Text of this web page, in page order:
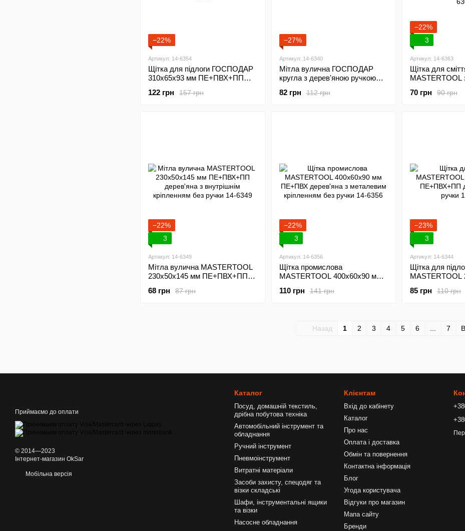
−22%
Артикул: 14-6354
Щітка для підлоги ГОСПОДАР
310х65х93 мм ПЕ+ПВХ+ПП
14-6354
157 грн
122 грн
−27%
Артикул: 14-6340
Мітла вулична ГОСПОДАР
кругла з дерев'яною ручкою
112 грн
82 грн
−22%
3
Артикул: 14-6363
Щітка для
MASTERTOOL
ПП+кінський
90 грн
70 грн
−22%
3
Артикул: 14-6349
Мітла вулична MASTERTOOL
230х50х145 мм ПЕ+ПВХ+ПП
кріпленням без ручки 14-6349
87 грн
68 грн
−22%
3
Артикул: 14-6356
Щітка промислова
MASTERTOOL 400х60х90 мм
металевим кріпленням без
141 грн
110 грн
−23%
3
Артикул: 14-6344
Щітка для
MASTERTOOL
ручки 14-6344
110 грн
85 грн
Назад 1 2 3 4 5 6 7
Приймаємо до оплати
© 2014—2023
Інтернет-магазин OkSar
Мобільна версія
Каталог
Посуд, домашній текстиль,
дрібна побутова техніка
Автомобільний інструмент та
обладнання
Ручний інструмент
Пневмоінструмент
Витратні матеріали
Засоби захисту, спецодяг та
візки складські
Шафи, інструментальні ящики
та візки
Насосне обладнання
Клієнтам
Вхід до кабінету
Каталог
Про нас
Оплата і доставка
Обмін та повернення
Контактна інформація
Блог
Угода користувача
Відгуки про магазин
Мапа сайту
Бренди